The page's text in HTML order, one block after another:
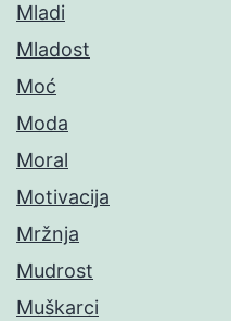
Mladi
Mladost
Moć
Moda
Moral
Motivacija
Mržnja
Mudrost
Muškarci